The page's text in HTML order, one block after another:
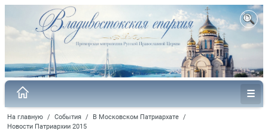
На главную / События / В Московском Патриархате /
Новости Патриархии 2015